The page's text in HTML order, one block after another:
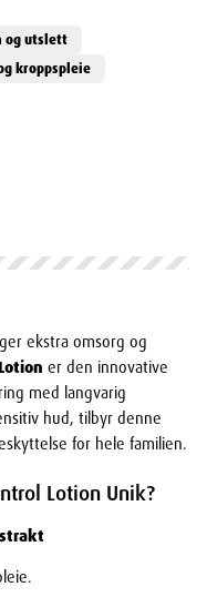
ekstra omsorg og
er den innovative
med langvarig
hud, tilbyr denne
for hele familien.
Lotion Unik?
og utslett
kroppspleie